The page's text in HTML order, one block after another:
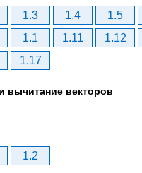
1.3 1.4 1.5
1.1 1.11 1.12
1.17
вычитание векторов
1.2